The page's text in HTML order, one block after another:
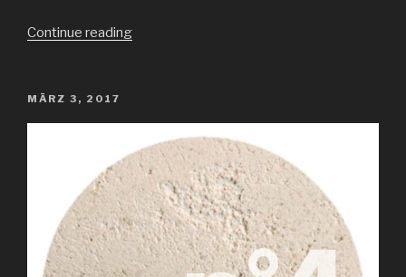
Continue reading„frescolori
POSTED
MÄRZ 3, 2017